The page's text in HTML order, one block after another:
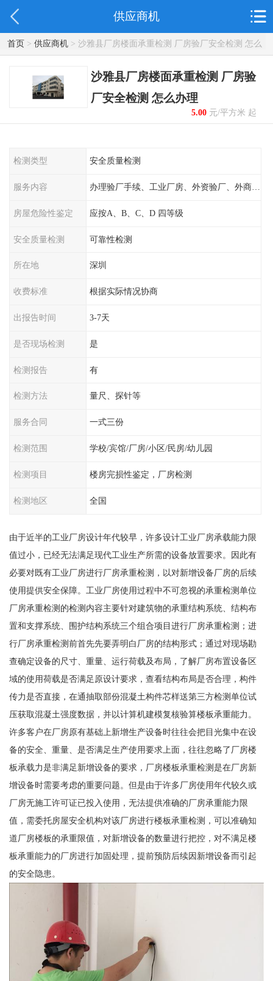
供应商机
首页> 供应商机> 沙雅县厂房楼面承重检测 厂房验厂安全检测 怎么
办理
沙雅县厂房楼面承重检测 厂房验
厂安全检测 怎么办理
5.00元/平方米 起
检测类型 安全质量检测
服务内容
房屋危险性鉴定 应按A、B、C、D 四等级
安全质量检测 可靠性检测
所在地 深圳
收费标准 根据实际情况协商
出报告时间 3-7天
是否现场检测 是
检测报告 有
检测方法 量尺、探针等
服务合同 一式三份
检测范围 学校/宾馆/厂房/小区/民房/幼儿园
检测项目 楼房完损性鉴定，厂房检测
检测地区 全国
由于近半的工业厂房设计年代较早，许多设计工业厂房承载能力限
值过小，已经无法满足现代工业生产所需的设备放置要求。因此有
必要对既有工业厂房进行厂房承重检测，以对新增设备厂房的后续
使用提供安全保障。工业厂房使用过程中不可忽视的承重检测单位
厂房承重检测的检测内容主要针对建筑物的承重结构系统、结构布
置和支撑系统、围护结构系统三个组合项目进行厂房承重检测；进
行厂房承重检测前首先先要弄明白厂房的结构形式；通过对现场勘
查确定设备的尺寸、重量、运行荷载及布局，了解厂房布置设备区
域的使用荷载是否满足原设计要求，查看结构布局是否合理，构件
传力是否直接，在通抽取部份混凝土构件芯样送第三方检测单位试
压获取混凝土强度数据，并以计算机建模复核验算楼板承重能力。
许多客户在厂房原有基础上新增生产设备时往往会把目光集中在设
备的安全、重量、是否满足生产使用要求上面，往往忽略了厂房楼
板承载力是非满足新增设备的要求，厂房楼板承重检测是在厂房新
增设备时需要考虑的重要问题。但是由于许多厂房使用年代较久或
厂房无施工许可证已投入使用，无法提供准确的厂房承重能力限
值，需委托房屋安全机构对该厂房进行楼板承重检测，可以准确知
道厂房楼板的承重限值，对新增设备的数量进行把控，对不满足楼
板承重能力的厂房进行加固处理，提前预防后续因新增设备而引起
的安全隐患。